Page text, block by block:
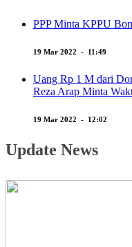
PPP Minta KPPU
19 Mar 2022 - 11:49
Uang Rp 1 M dari
Reza Arap Minta
19 Mar 2022 - 12:02
Update News